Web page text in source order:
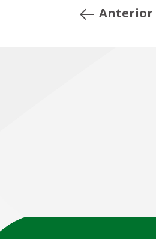
Anterior